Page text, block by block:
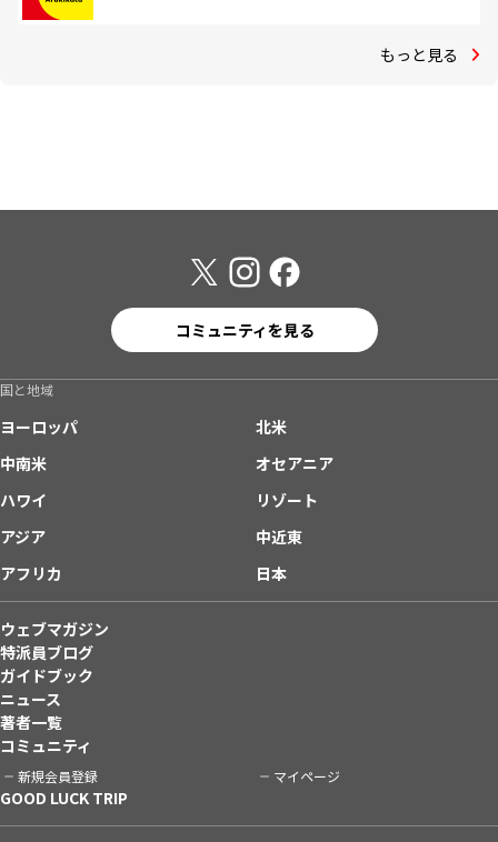
もっと見る
コミュニティを見る
国と地域
ヨーロッパ
北米
中南米
オセアニア
ハワイ
リゾート
アジア
中近東
アフリカ
日本
ウェブマガジン
特派員ブログ
ガイドブック
ニュース
著者一覧
コミュニティ
新規会員登録 マイページ
GOOD LUCK TRIP